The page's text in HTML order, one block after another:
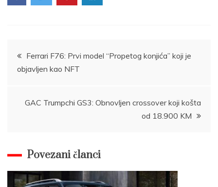
Post
navigation
Ferrari F76: Prvi model “Propetog konjića” koji je
objavljen kao NFT
GAC Trumpchi GS3: Obnovljen crossover koji košta
od 18.900 KM
Povezani članci